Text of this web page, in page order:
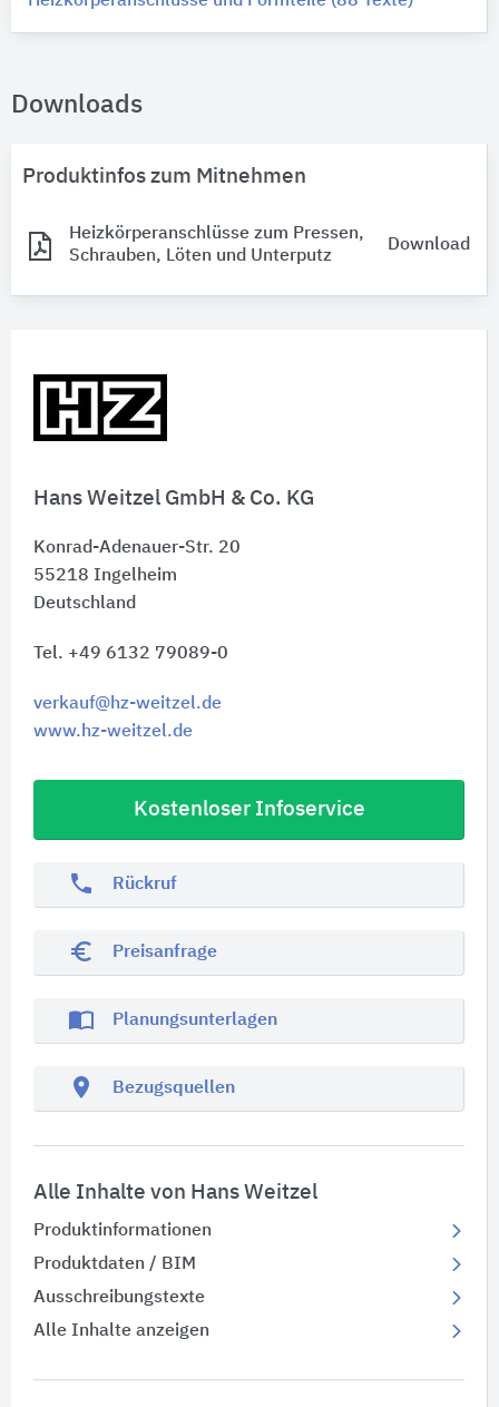
Hans Weitzel GmbH & Co. KG
Konrad-Adenauer-Str. 20
55218 Ingelheim
Deutschland
Tel. +49 6132 79089-0
verkauf@hz-weitzel.de
www.hz-weitzel.de
Kostenloser Infoservice
phone Rückruf
euro_symbol Preisanfrage
import_contacts Planungsunterlagen
location_on Bezugsquellen
Alle Inhalte von Hans Weitzel
Produktinformationen
Produktdaten / BIM
Ausschreibungstexte
Alle Inhalte anzeigen
Downloads
Produktinfos zum Mitnehmen
Heizkörperanschlüsse zum Pressen,
Schrauben, Löten und Unterputz
Download